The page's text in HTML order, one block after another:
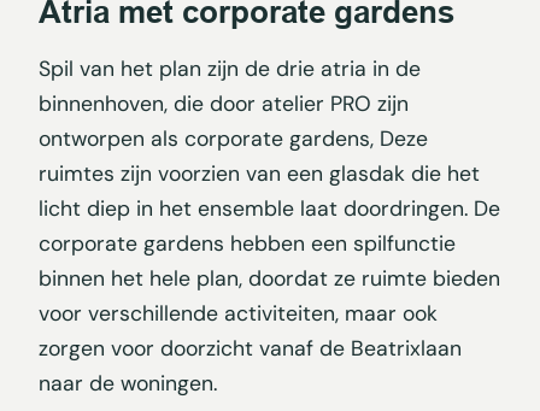
Atria met corporate gardens
Spil van het plan zijn de drie atria in de
binnenhoven, die door atelier PRO zijn
ontworpen als corporate gardens, Deze
ruimtes zijn voorzien van een glasdak die het
licht diep in het ensemble laat doordringen. De
corporate gardens hebben een spilfunctie
binnen het hele plan, doordat ze ruimte bieden
voor verschillende activiteiten, maar ook
zorgen voor doorzicht vanaf de Beatrixlaan
naar de woningen.